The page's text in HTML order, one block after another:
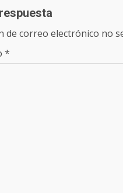
de correo electrónico no
*